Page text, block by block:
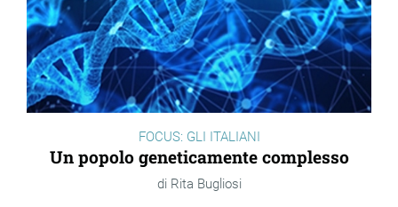
FOCUS: GLI ITALIANI
Un popolo geneticamente complesso
Rita Bugliosi